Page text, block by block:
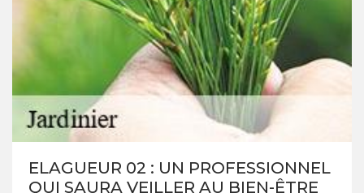
ELAGUEUR 02 : UN PROFESSIONNEL
QUI SAURA VEILLER AU BIEN-ÊTRE